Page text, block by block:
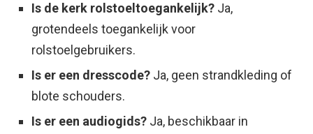
Is de kerk rolstoeltoegankelijk? Ja,
grotendeels toegankelijk voor
rolstoelgebruikers.
Is er een dresscode? Ja, geen strandkleding of
blote schouders.
Is er een audiogids? Ja, beschikbaar in